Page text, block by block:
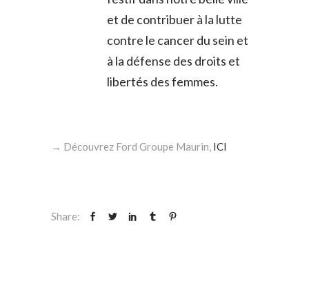
et de contribuer à la lutte
contre le cancer du sein et
à la défense des droits et
libertés des femmes.
→ Découvrez Ford Groupe Maurin, ICI
Share: